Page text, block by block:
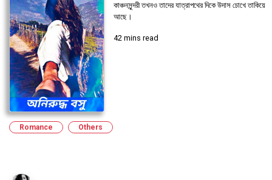
কাঞ্চনসুন্দরী তখনও তাদের যাত্রাপথের দিকে উদাস চোখে তাকিয়ে
আছে।
42 mins read
Romance Others